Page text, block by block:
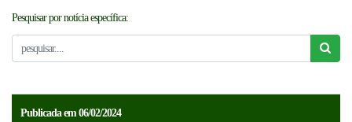
NOTICÍAS
CREDENCIAMENTO
Pesquisar por notícia específica:
Publicada em 06/02/2024